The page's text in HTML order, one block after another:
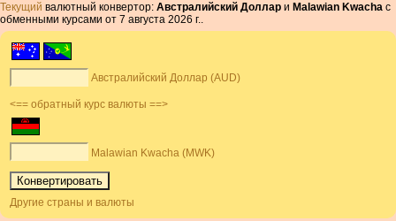
Текущий валютный конвертор: Австралийский Доллар и Malawian Kwacha с
обменными курсами от 7 августа 2026 г..
Австралийский Доллар (AUD)
<== обратный курс валюты ==>
Malawian Kwacha (MWK)
Другие страны и валюты